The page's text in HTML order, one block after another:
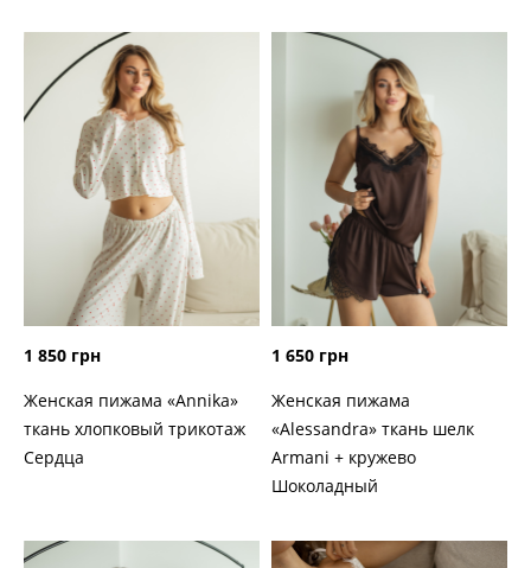
1 850 грн
Женская пижама «Annika»
ткань хлопковый трикотаж
Сердца
1 650 грн
Женская пижама
«Alessandra» ткань шелк
Armani + кружево
Шоколадный